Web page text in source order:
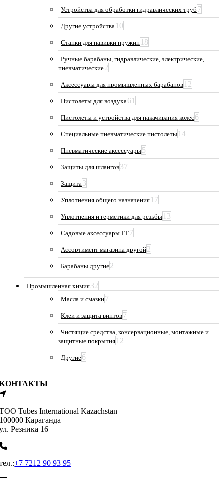
Устройства для обработки гидравлических труб 7
Другие устройства 10
Станки для навивки пружин 18
Ручные барабаны, гидравлические, электрические,
пневматические2
Аксессуары для промышленных барабанов 12
Пистолеты для воздуха61
Пистолеты и устройства для накачивания колес6
Специальные пневматические пистолеты 14
Пневматические аксессуары5
Защиты для шлангов37
Защита3
Уплотнения общего назначения 17
Уплотнения и герметики для резьбы 13
Садовые аксессуары FT7
Ассортимент магазина другой2
Барабаны другие2
Промышленная химия32
Масла и смазки7
Клеи и защита винтов7
Чистящие средства, консервационные, монтажные и
защитные покрытия 12
Другие6
КОНТАКТЫ
ТОО Tubes International Kazachstan
100000 Караганда
ул. Резника 16
тел.:+7 7212 90 93 95